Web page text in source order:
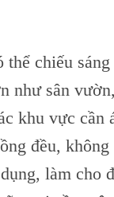
chiếu sáng
như sân
khu vực cần
đều,
làm cho